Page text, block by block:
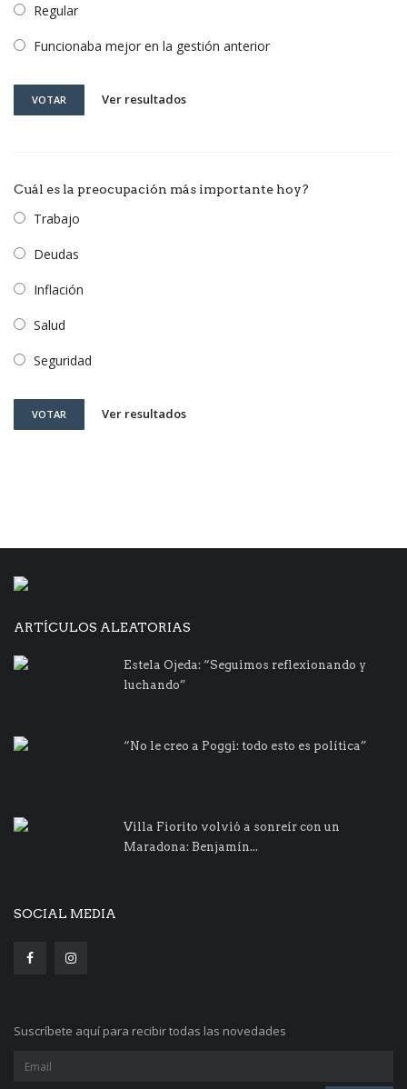
Regular
Funcionaba mejor en la gestión anterior
VOTAR Ver resultados
Cuál es la preocupación más importante hoy?
Trabajo
Deudas
Inflación
Salud
Seguridad
VOTAR Ver resultados
ARTÍCULOS ALEATORIAS
Estela Ojeda: “Seguimos reflexionando y
luchando”
“No le creo a Poggi: todo esto es política”
Villa Fiorito volvió a sonreír con un
Maradona: Benjamín...
SOCIAL MEDIA
Suscríbete aquí para recibir todas las novedades